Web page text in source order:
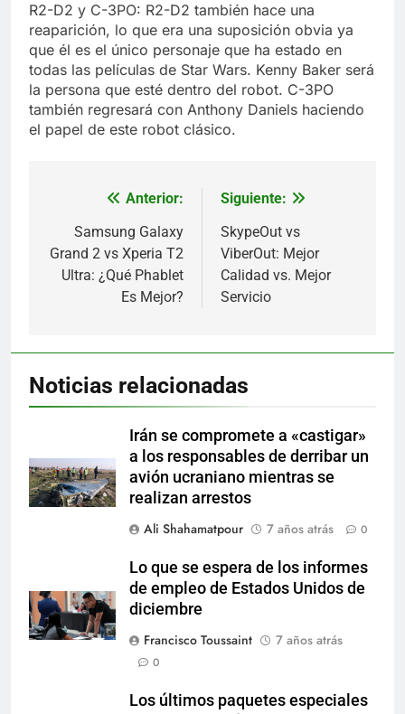
R2-D2 y C-3PO: R2-D2 también hace una
reaparición, lo que era una suposición obvia ya
que él es el único personaje que ha estado en
todas las películas de Star Wars. Kenny Baker será
la persona que esté dentro del robot. C-3PO
también regresará con Anthony Daniels haciendo
el papel de este robot clásico.
Navegación
entradas
Anterior:
Samsung Galaxy
Grand 2 vs Xperia T2
Ultra: ¿Qué Phablet
Es Mejor?
Siguiente:
SkypeOut vs
ViberOut: Mejor
Calidad vs. Mejor
Servicio
Noticias relacionadas
Irán se compromete a «castigar»
a los responsables de derribar un
avión ucraniano mientras se
realizan arrestos
Ali Shahamatpour
7 años atrás 0
Lo que se espera de los informes
de empleo de Estados Unidos de
diciembre
Francisco Toussaint
7 años atrás
0
Los últimos paquetes especiales